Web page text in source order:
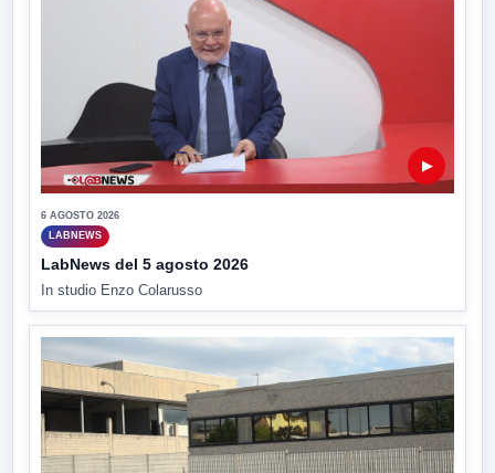
▶
6 AGOSTO 2026
LABNEWS
LabNews del 5 agosto 2026
In studio Enzo Colarusso